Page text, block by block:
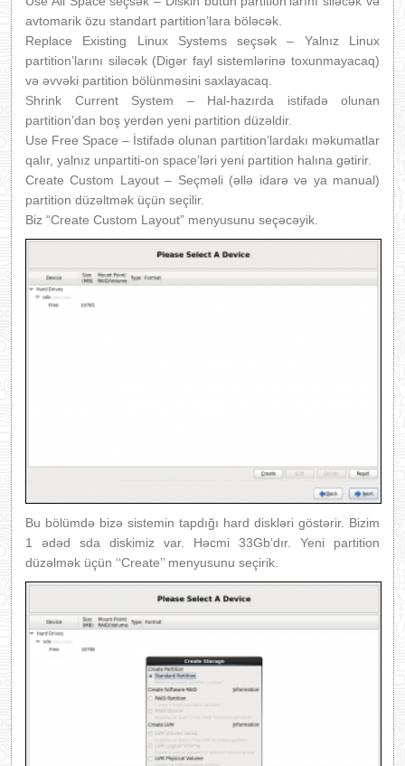
avtomarik özu standart partition’lara böləcək.
Replace Existing Linux Systems seçsək – Yalnız Linux
partition’larını siləcək (Digər fayl sistemlərinə toxunmayacaq)
və əvvəki partition bölünməsini saxlayacaq.
Shrink Current System – Hal-hazırda istifadə olunan
partition’dan boş yerdən yeni partition düzəldir.
Use Free Space – İstifadə olunan partition’lardakı məkumatlar
qalır, yalnız unpartiti-on space’ləri yeni partition halına gətirir.
Create Custom Layout – Seçməli (əllə idarə və ya manual)
partition düzəltmək üçün seçilir.
Biz “Create Custom Layout” menyusunu seçəcəyik.
Bu bölümdə bizə sistemin tapdığı hard diskləri göstərir. Bizim
1 ədəd sda diskimiz var. Həcmi 33Gb’dır. Yeni partition
düzəlmək üçün ‘‘Create’’ menyusunu seçirik.